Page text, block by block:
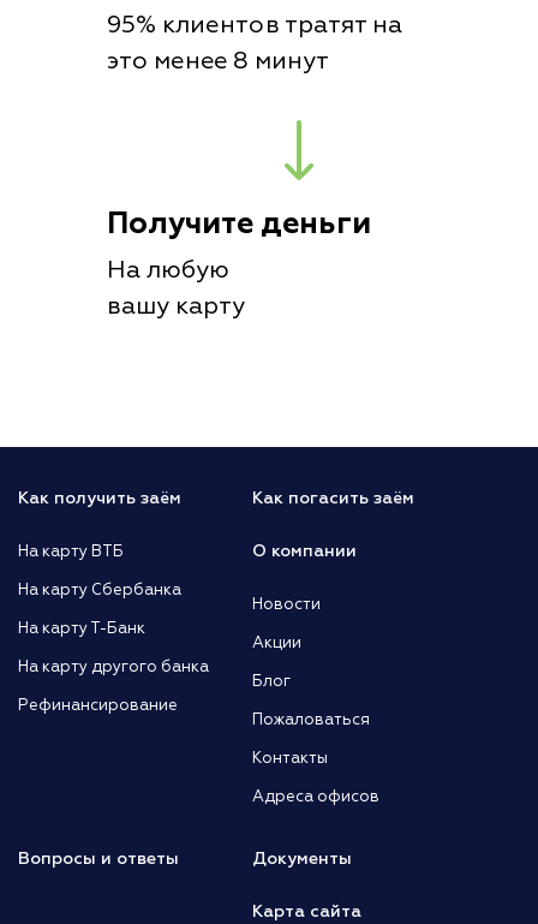
95% клиентов тратят на
это менее 8 минут
Получите деньги
На любую
вашу карту
Как получить заём
На карту ВТБ
На карту Сбербанка
На карту Т-Банк
На карту другого банка
Рефинансирование
Как погасить заём
О компании
Новости
Акции
Блог
Пожаловаться
Контакты
Адреса офисов
Вопросы и ответы Документы
Карта сайта